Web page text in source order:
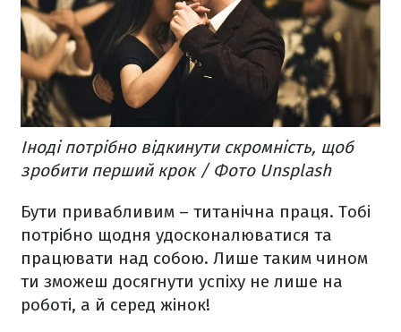
Іноді потрібно відкинути скромність, щоб
зробити перший крок / Фото Unsplash
Бути привабливим – титанічна праця. Тобі
потрібно щодня удосконалюватися та
працювати над собою. Лише таким чином
ти зможеш досягнути успіху не лише на
роботі, а й серед жінок!